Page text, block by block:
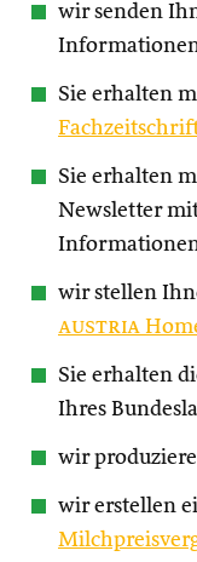
wir senden
Sie erhalten
Sie erhalten
Newsletter
wir stellen
austria
Sie erhalten
Ihres
wir
wir erstellen